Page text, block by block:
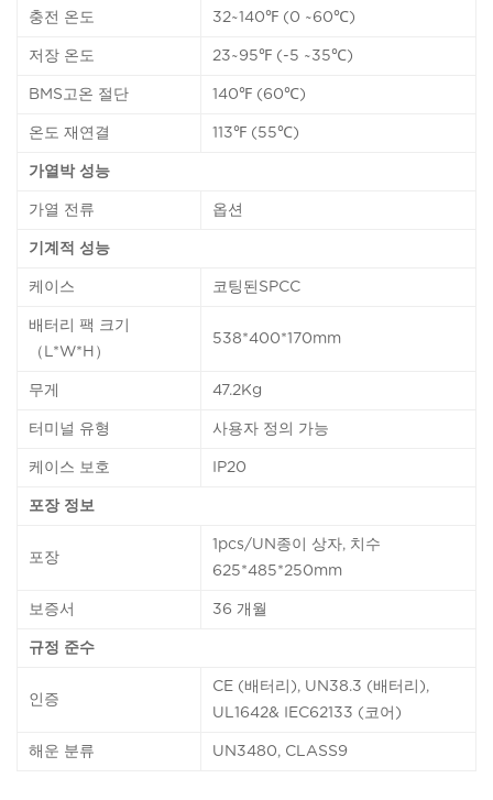
충전 온도 32~140℉ (0 ~60℃)
저장 온도 23~95℉ (-5 ~35℃)
BMS고온 절단 140℉ (60℃)
온도 재연결 113℉ (55℃)
가열박 성능
가열 전류 옵션
기계적 성능
케이스 코팅된SPCC
배터리 팩 크기
（L*W*H）
538*400*170mm
무게 47.2Kg
터미널 유형 사용자 정의 가능
케이스 보호 IP20
포장 정보
포장
1pcs/UN종이 상자, 치수
625*485*250mm
보증서 36 개월
규정 준수
인증
CE (배터리), UN38.3 (배터리),
UL1642& IEC62133 (코어)
해운 분류 UN3480, CLASS9